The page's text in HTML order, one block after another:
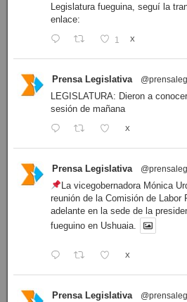
Legislatura fueguina, seguí la
enlace:
1 X
Prensa Legislativa
LEGISLATURA: Dieron a
sesión de mañana
X
Prensa Legislativa
La vicegobernadora Mónica
reunión de la Comisión de Labor
adelante en la sede de la
fueguino en Ushuaia.
X
Prensa Legislativa